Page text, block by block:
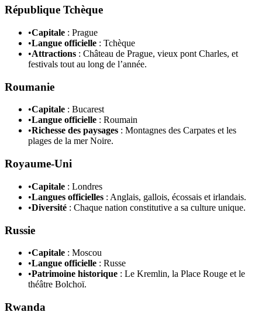
République Tchèque
•Capitale : Prague
•Langue officielle : Tchèque
•Attractions : Château de Prague, vieux pont Charles, et
festivals tout au long de l’année.
Roumanie
•Capitale : Bucarest
•Langue officielle : Roumain
•Richesse des paysages : Montagnes des Carpates et les
plages de la mer Noire.
Royaume-Uni
•Capitale : Londres
•Langues officielles : Anglais, gallois, écossais et irlandais.
•Diversité : Chaque nation constitutive a sa culture unique.
Russie
•Capitale : Moscou
•Langue officielle : Russe
•Patrimoine historique : Le Kremlin, la Place Rouge et le
théâtre Bolchoï.
Rwanda